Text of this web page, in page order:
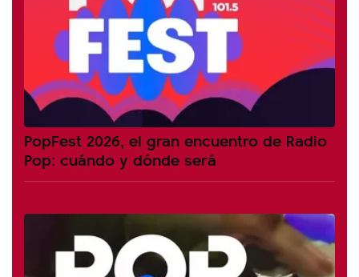
PopFest 2026, el gran encuentro de Radio
Pop: cuándo y dónde será